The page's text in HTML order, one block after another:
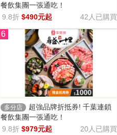
餐飲集團一張通吃！
9.8折 $490元起 42人已購買
6
多分店
超強品牌折抵券! 千葉連鎖
餐飲集團一張通吃！
9.8折 $979元起 20人已購買